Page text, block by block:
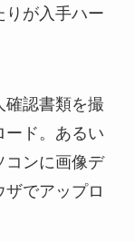
りが入手ハー
確認書類を撮
ード。あるい
コンに画像デ
でアップロ